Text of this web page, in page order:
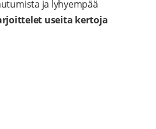
ja lyhyempää
useita kertoja